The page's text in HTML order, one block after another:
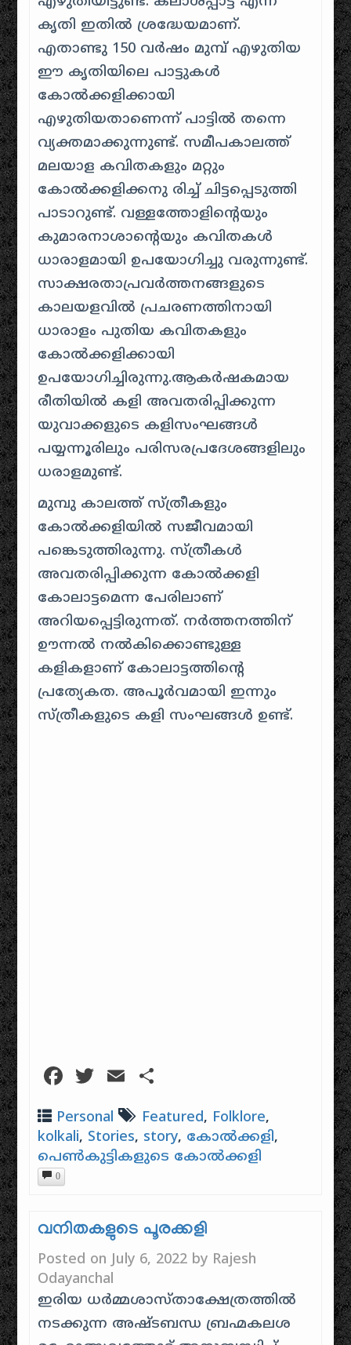
കൃതി ഇതിൽ ശ്രദ്ധേയമാണ്.
എതാണ്ടു 150 വർഷം മുമ്പ് എഴുതിയ
ഈ കൃതിയിലെ പാട്ടുകൾ
കോൽക്കളിക്കായി
എഴുതിയതാണെന്ന് പാട്ടിൽ തന്നെ
വ്യക്തമാക്കുന്നുണ്ട്. സമീപകാലത്ത്
മലയാള കവിതകളും മറ്റും
കോൽക്കളിക്കനു രിച്ച് ചിട്ടപ്പെടുത്തി
പാടാറുണ്ട്. വള്ളത്തോളിന്റെയും
കുമാരനാശാന്റെയും കവിതകള്‍
ധാരാളമായി ഉപയോഗിച്ചു വരുന്നുണ്ട്.
സാക്ഷരതാപ്രവര്‍ത്തനങ്ങളുടെ
കാലയളവിൽ പ്രചരണത്തിനായി
ധാരാളം പുതിയ കവിതകളും
കോൽക്കളിക്കായി
ഉപയോഗിച്ചിരുന്നു.ആകർഷകമായ
രീതിയിൽ കളി അവതരിപ്പിക്കുന്ന
യുവാക്കളുടെ കളിസംഘങ്ങള്‍
പയ്യന്നൂരിലും പരിസരപ്രദേശങ്ങളിലും
ധരാളമുണ്ട്.
മുമ്പു കാലത്ത് സ്ത്രീകളും
കോല്‍ക്കളിയില്‍ സജീവമായി
പങ്കെടുത്തിരുന്നു. സ്ത്രീകൾ
അവതരിപ്പിക്കുന്ന കോൽക്കളി
കോലാട്ടമെന്ന പേരിലാണ്
അറിയപ്പെട്ടിരുന്നത്. നർത്തനത്തിന്
ഊന്നൽ നൽകിക്കൊണ്ടുള്ള
കളികളാണ് കോലാട്ടത്തിന്റെ
പ്രത്യേകത. അപൂർവമായി ഇന്നും
സ്ത്രീകളുടെ കളി സംഘങ്ങൾ ഉണ്ട്.
Facebook
Twitter
Email
Personal Featured, Folklore,
kolkali, Stories, story, കോൽക്കളി,
പെൺകുട്ടികളുടെ കോൽക്കളി
0
വനിതകളുടെ പൂരക്കളി
Posted on July 6, 2022 by Rajesh
Odayanchal
ഇരിയ ധർമ്മശാസ്താക്ഷേത്രത്തിൽ
നടക്കുന്ന അഷ്ടബന്ധ ബ്രഹ്മകലശ